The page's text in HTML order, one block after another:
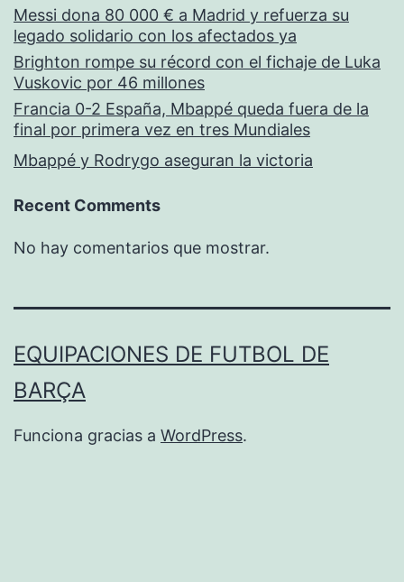
Messi dona 80 000 € a Madrid y refuerza su
legado solidario con los afectados ya
Brighton rompe su récord con el fichaje de Luka
Vuskovic por 46 millones
Francia 0-2 España, Mbappé queda fuera de la
final por primera vez en tres Mundiales
Mbappé y Rodrygo aseguran la victoria
Recent Comments
No hay comentarios que mostrar.
EQUIPACIONES DE FUTBOL DE
BARÇA
Funciona gracias a WordPress.